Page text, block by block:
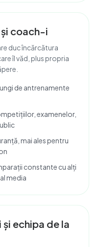
coach-i
duc încărcătura
îl văd, plus propria
de antrenamente
examenelor,
mai ales pentru
constante cu alți
media
echipa de la